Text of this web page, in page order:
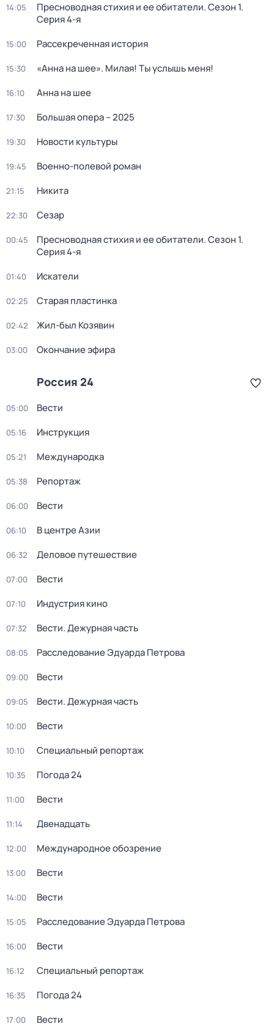
14:05 Пресноводная стихия и ее обитатели. Сезон 1.
Серия 4-я
15:00 Рассекреченная история
15:30 «Анна на шее». Милая! Ты услышь меня!
16:10 Анна на шее
17:30 Большая опера – 2025
19:30 Новости культуры
19:45 Военно-полевой роман
21:15 Никита
22:30 Сезар
00:45 Пресноводная стихия и ее обитатели. Сезон 1.
Серия 4-я
01:40 Искатели
02:25 Старая пластинка
02:42 Жил-был Козявин
03:00 Окончание эфира
Россия 24
05:00 Вести
05:16 Инструкция
05:21 Международка
05:38 Репортаж
06:00 Вести
06:10 В центре Азии
06:32 Деловое путешествие
07:00 Вести
07:10 Индустрия кино
07:32 Вести. Дежурная часть
08:05 Расследование Эдуарда Петрова
09:00 Вести
09:05 Вести. Дежурная часть
10:00 Вести
10:10 Специальный репортаж
10:35 Погода 24
11:00 Вести
11:14 Двенадцать
12:00 Международное обозрение
13:00 Вести
14:00 Вести
15:05 Расследование Эдуарда Петрова
16:00 Вести
16:12 Специальный репортаж
16:35 Погода 24
17:00 Вести